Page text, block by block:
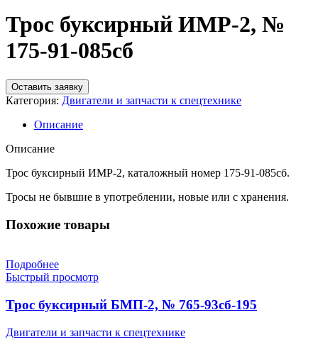
Трос буксирный ИМР-2, №
175-91-085сб
Оставить заявку
Категория: Двигатели и запчасти к спецтехнике
Описание
Описание
Трос буксирный ИМР-2, каталожный номер 175-91-085сб.
Тросы не бывшие в употреблении, новые или с хранения.
Похожие товары
Подробнее
Быстрый просмотр
Трос буксирный БМП-2, № 765-93сб-195
Двигатели и запчасти к спецтехнике